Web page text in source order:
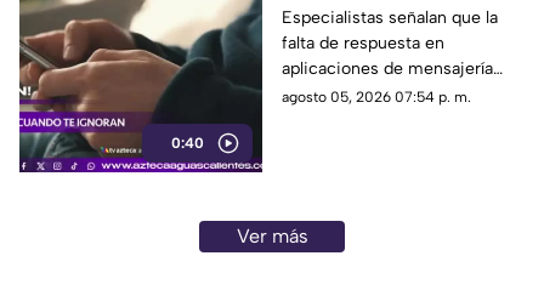
0:40
psicología
Especialistas señalan que la
falta de respuesta en
aplicaciones de mensajería
puede tener efectos
agosto 05, 2026 07:54 p. m.
Ver más